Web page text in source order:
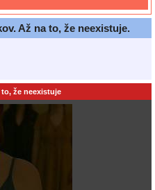
Až na to, že neexistuje.
že neexistuje